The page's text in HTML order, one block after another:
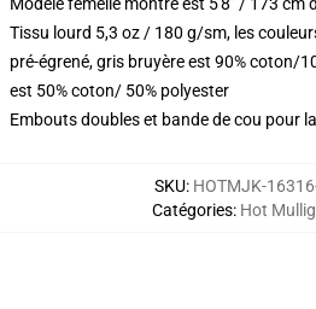
Tissu lourd 5,3 oz / 180 g/sm, les
pré-égrené, gris bruyère est 90% coton/
est 50% coton/ 50% polyester
Embouts doubles et bande de cou pour
SKU: HOTMJK-
Catégories: Hot